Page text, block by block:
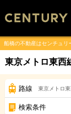
船橋の不動産はセンチュリ
東京メトロ東西
路線 東京メトロ
検索条件